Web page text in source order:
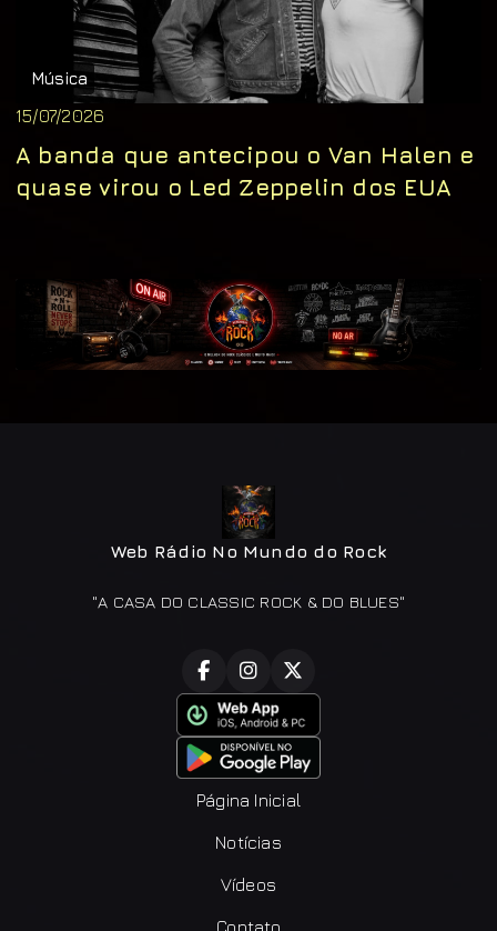
Música
15/07/2026
A banda que antecipou o Van Halen e
quase virou o Led Zeppelin dos EUA
Web Rádio No Mundo do Rock
"A CASA DO CLASSIC ROCK & DO BLUES"
Página Inicial
Notícias
Vídeos
Contato